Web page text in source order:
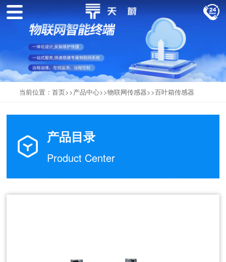
当前位置： 首页>>产品中心>>物联网传感器>>百叶箱传感器
产品目录
Product Center